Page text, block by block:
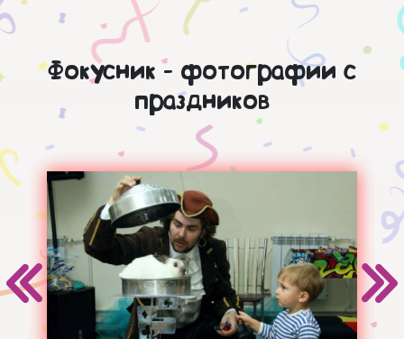
Фокусник - фотографии с
праздников